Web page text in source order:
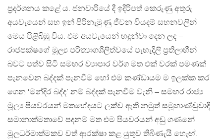
ප‍්‍රදර්ශනය කළේ ය. ජනවාරියේ දී ඉදිරිපත් කෙරුණු අතුරු
අයවැයෙන් සහ ඉන් පිරිනැමුණු ජීවන වියදම් සහනවලින්
මෙය පිළිබිඹු විය. එම අයවැයෙන් හඳුන්වා දෙන ලද –
රාජපක්ෂගේ මූල්‍ය පරිත්‍යාගශීලිත්වයේ පැහැදිලි ප‍්‍රතිලාභීන්
බවට පත්ව සිටි සමහර ව්‍යාපාර වර්ග මත එක් වරක් පමණක්
පැනවෙන බද්දක් පැනවීම හෝ එම කණ්ඩායම ම ඉලක්ක කර
ගෙන ‘මන්දිර බද්ද’ නම් බද්දක් පැනවීම වැනි – සමහර රාජ්‍ය
මූල්‍ය පියවරයන් මතභේදයට ලක්ව ඇති නමුත් සමූහාණ්ඩුවාදී
සමානාත්මතාවේ පදනම් මත එම පියවරයන් අඩු ගණනේ
මූලධර්මාත්මකව වත් ආරක්ෂා කළ යුතුව තිබිණැයි හැෙඟ්.